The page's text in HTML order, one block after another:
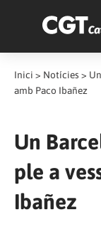
Inici > Notícies >
amb Paco Ibañez
Un
ple a
Ibañez